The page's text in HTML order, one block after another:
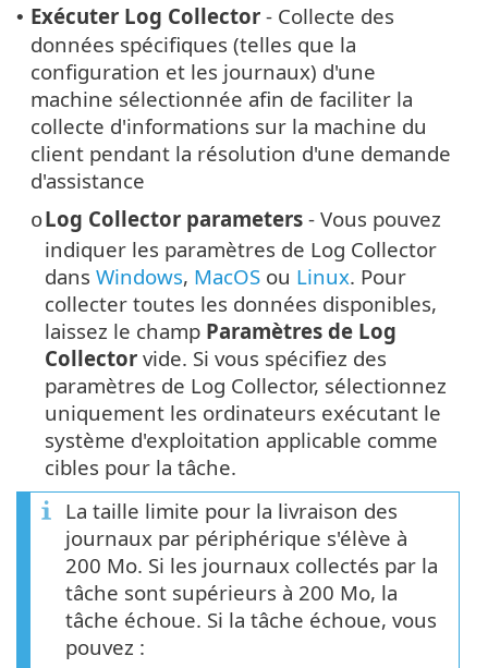
• Exécuter Log Collector - Collecte des
données spécifiques (telles que la
configuration et les journaux) d'une
machine sélectionnée afin de faciliter la
collecte d'informations sur la machine du
client pendant la résolution d'une demande
d'assistance
oLog Collector parameters - Vous pouvez
indiquer les paramètres de Log Collector
dans Windows, MacOS ou Linux. Pour
collecter toutes les données disponibles,
laissez le champ Paramètres de Log
Collector vide. Si vous spécifiez des
paramètres de Log Collector, sélectionnez
uniquement les ordinateurs exécutant le
système d'exploitation applicable comme
cibles pour la tâche.
La taille limite pour la livraison des
journaux par périphérique s'élève à
200 Mo. Si les journaux collectés par la
tâche sont supérieurs à 200 Mo, la
tâche échoue. Si la tâche échoue, vous
pouvez :